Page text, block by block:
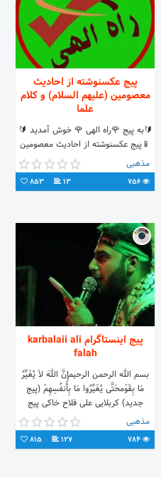
پیج عکسنوشته از احادیث
معصومین (علیهم السلام) و کلام
علما
🔰به پیج 🌹راه الهی 🌹 خوش آمدید 🔰
📱پیج عکسنوشته از احادیث معصومین
و علماء🔔 🚨پیج هنوز اول
کارشه،حمایت کنید تا رشد💪کنه 🛑ما را
به راه راست هدایت کن...🤲
مذهبی
13
853
پیج اینستاگرام karbalaii ali
falah
بسم الله الرحمن الرحیمإِنَّ اللهَ لاَ یُغَیِّرُ
مَا بِقَوْمحَتَّى یُغَیِّرُوا مَا بِأَنفُسِهِمْ (پیج
جدید) کربلایی علی فلاح خاکی پیج
جدید
مذهبی
127
815